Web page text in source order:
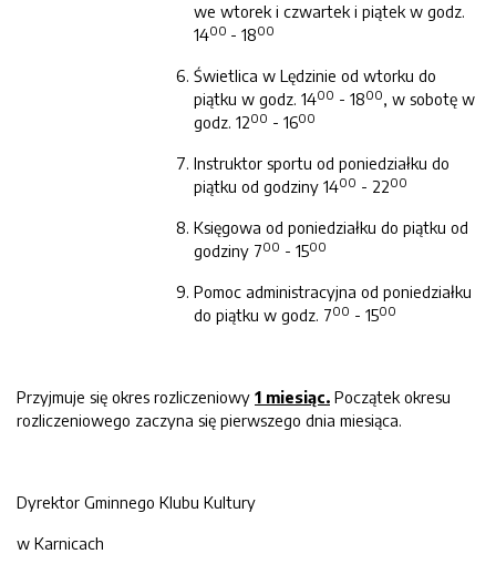
we wtorek i czwartek i piątek w godz.
1400 - 1800
Świetlica w Lędzinie od wtorku do
piątku w godz. 1400 - 1800, w sobotę w
godz. 1200 - 1600
Instruktor sportu od poniedziałku do
piątku od godziny 1400 - 2200
Księgowa od poniedziałku do piątku od
godziny 700 - 1500
Pomoc administracyjna od poniedziałku
do piątku w godz. 700 - 1500
Przyjmuje się okres rozliczeniowy 1 miesiąc. Początek okresu
rozliczeniowego zaczyna się pierwszego dnia miesiąca.
Dyrektor Gminnego Klubu Kultury
w Karnicach